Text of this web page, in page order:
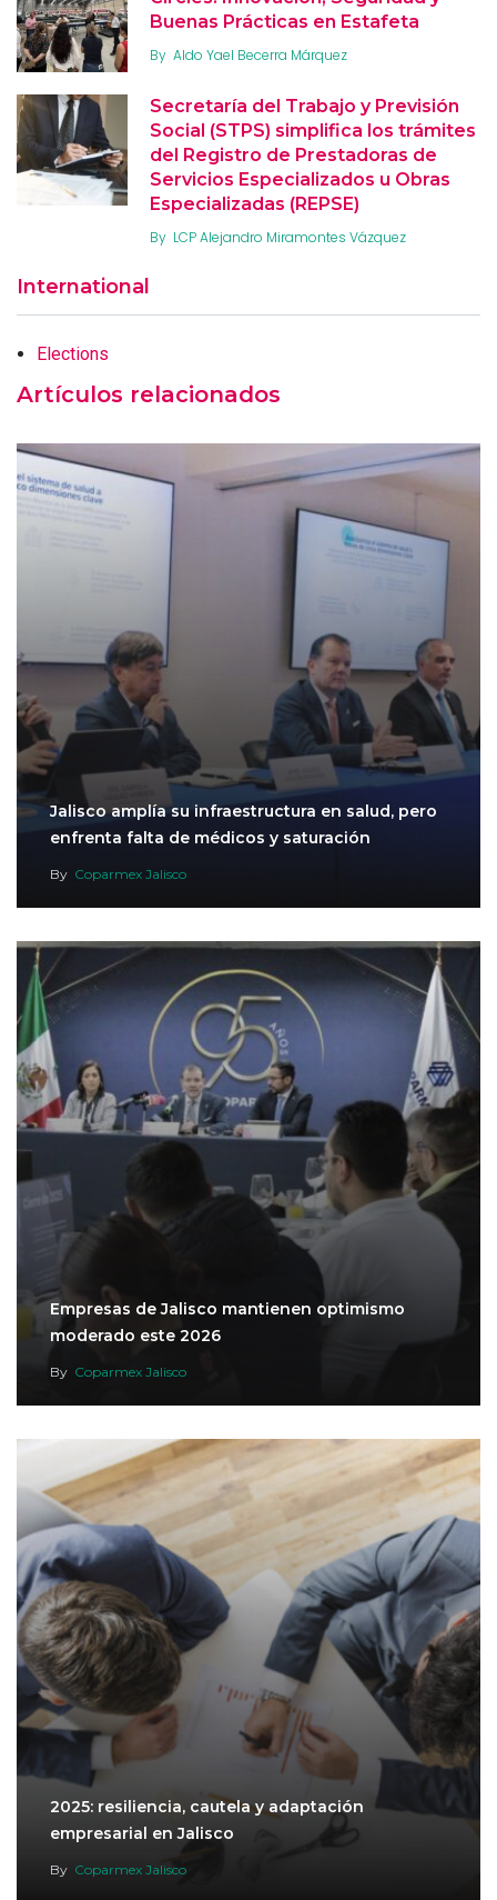
Buenas Prácticas en Estafeta
By Aldo Yael Becerra Márquez
Secretaría del Trabajo y Previsión
Social (STPS) simplifica los trámites
del Registro de Prestadoras de
Servicios Especializados u Obras
Especializadas (REPSE)
By LCP Alejandro Miramontes Vázquez
International
Elections
Artículos relacionados
Jalisco amplía su infraestructura en salud, pero
enfrenta falta de médicos y saturación
By Coparmex Jalisco
Empresas de Jalisco mantienen optimismo
moderado este 2026
By Coparmex Jalisco
2025: resiliencia, cautela y adaptación
empresarial en Jalisco
By Coparmex Jalisco